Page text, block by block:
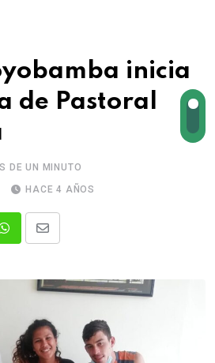
inicia
de Pastoral
DE UN MINUTO
HACE 4 AÑOS